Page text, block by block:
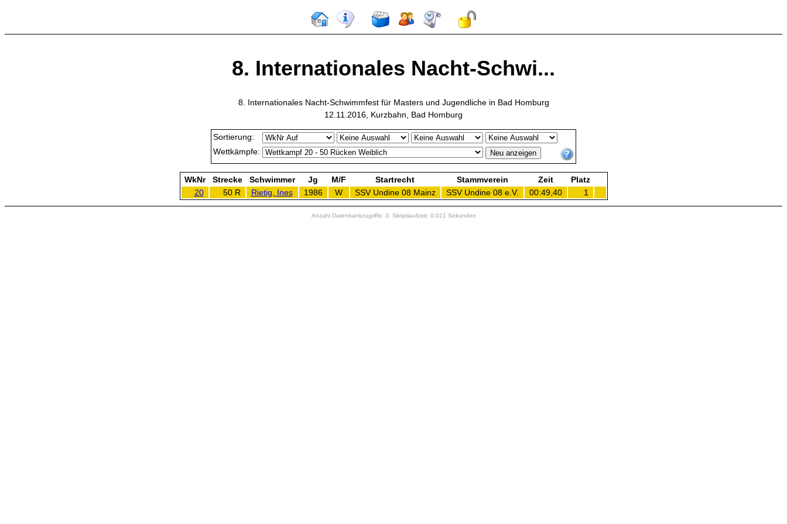
8. Internationales Nacht-Schwi...
8. Internationales Nacht-Schwimmfest für Masters und Jugendliche in Bad Homburg
12.11.2016, Kurzbahn, Bad Homburg
Sortierung:
Wettkämpfe:
WkNr Strecke Schwimmer Jg M/F Startrecht Stammverein Zeit
Platz
20
50 R Rietig, Ines 1986 W SSV Undine 08 Mainz SSV Undine 08 e.V. 00:49,40 1
Anzahl Datenbankzugriffe: 3, Skriptlaufzeit: 0.021 Sekunden